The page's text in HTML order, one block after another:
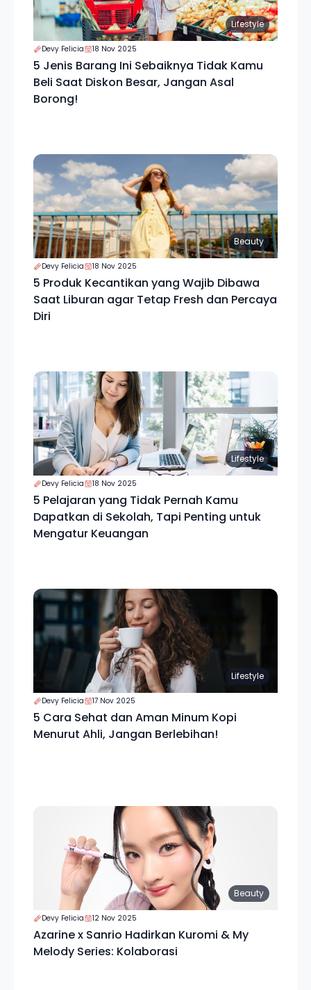
Lifestyle
Devy Felicia 18 Nov 2025
5 Jenis Barang Ini Sebaiknya Tidak Kamu
Beli Saat Diskon Besar, Jangan Asal
Borong!
Beauty
Devy Felicia 18 Nov 2025
5 Produk Kecantikan yang Wajib Dibawa
Saat Liburan agar Tetap Fresh dan Percaya
Diri
Lifestyle
Devy Felicia 18 Nov 2025
5 Pelajaran yang Tidak Pernah Kamu
Dapatkan di Sekolah, Tapi Penting untuk
Mengatur Keuangan
Lifestyle
Devy Felicia 17 Nov 2025
5 Cara Sehat dan Aman Minum Kopi
Menurut Ahli, Jangan Berlebihan!
Beauty
Devy Felicia 12 Nov 2025
Azarine x Sanrio Hadirkan Kuromi & My
Melody Series: Kolaborasi